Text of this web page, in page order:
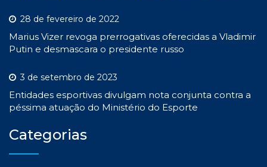
28 de fevereiro de 2022
Marius Vizer revoga prerrogativas oferecidas a Vladimir
Putin e desmascara o presidente russo
3 de setembro de 2023
Entidades esportivas divulgam nota conjunta contra a
péssima atuação do Ministério do Esporte
Categorias